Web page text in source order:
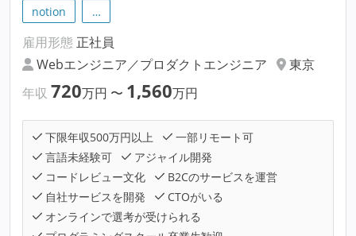
notion
…
雇用形態 正社員
Webエンジニア／プロダクトエンジニア
東京
年収 720万円 〜 1,560万円
下限年収500万円以上
一部リモート可
言語未経験可
アジャイル開発
コードレビュー文化
B2Cのサービスを運営
自社サービスを開発
CTOがいる
オンラインで選考が受けられる